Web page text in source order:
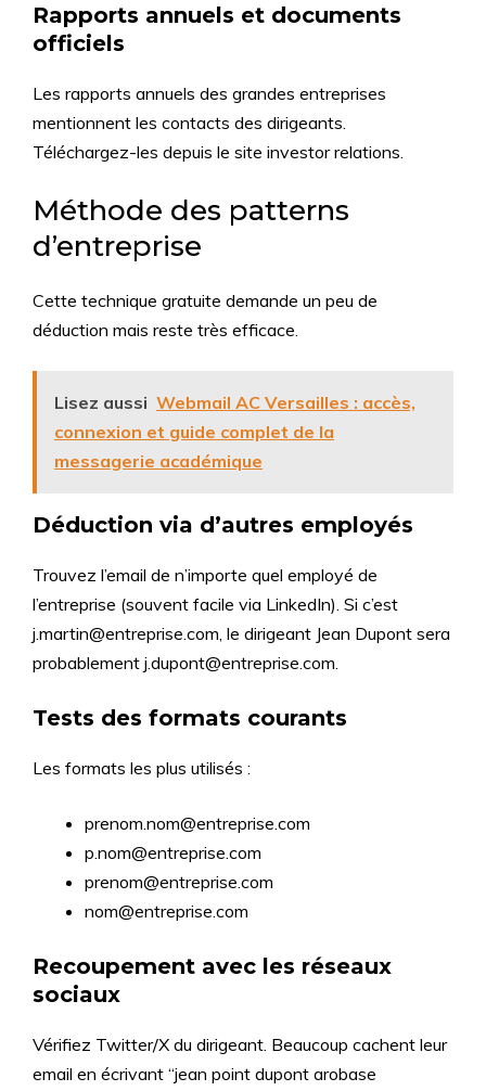
Rapports annuels et documents
officiels
Les rapports annuels des grandes entreprises
mentionnent les contacts des dirigeants.
Téléchargez-les depuis le site investor relations.
Méthode des patterns
d’entreprise
Cette technique gratuite demande un peu de
déduction mais reste très efficace.
Lisez aussi Webmail AC Versailles : accès,
connexion et guide complet de la
messagerie académique
Déduction via d’autres employés
Trouvez l’email de n’importe quel employé de
l’entreprise (souvent facile via LinkedIn). Si c’est
j.martin@entreprise.com, le dirigeant Jean Dupont sera
probablement j.dupont@entreprise.com.
Tests des formats courants
Les formats les plus utilisés :
prenom.nom@entreprise.com
p.nom@entreprise.com
prenom@entreprise.com
nom@entreprise.com
Recoupement avec les réseaux
sociaux
Vérifiez Twitter/X du dirigeant. Beaucoup cachent leur
email en écrivant “jean point dupont arobase